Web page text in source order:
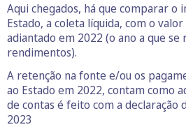
Aqui chegados, há que comparar o
Estado, a coleta líquida, com o
adiantado em 2022 (o ano a que
rendimentos).
A retenção na fonte e/ou os
ao Estado em 2022, contam como
de contas é feito com a declaração
2023